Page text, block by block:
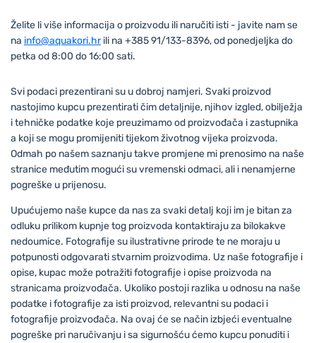
Želite li više informacija o proizvodu ili naručiti isti - javite nam se
na info@aquakori.hrili na +385 91/133-8396, od ponedjeljka do
petka od 8:00 do 16:00 sati.
Svi podaci prezentirani su u dobroj namjeri. Svaki proizvod
nastojimo kupcu prezentirati čim detaljnije, njihov izgled, obilježja
i tehničke podatke koje preuzimamo od proizvođača i zastupnika
a koji se mogu promijeniti tijekom životnog vijeka proizvoda.
Odmah po našem saznanju takve promjene mi prenosimo na naše
stranice međutim mogući su vremenski odmaci, ali i nenamjerne
pogreške u prijenosu.
Upućujemo naše kupce da nas za svaki detalj koji im je bitan za
odluku prilikom kupnje tog proizvoda kontaktiraju za bilokakve
nedoumice. Fotografije su ilustrativne prirode te ne moraju u
potpunosti odgovarati stvarnim proizvodima. Uz naše fotografije i
opise, kupac može potražiti fotografije i opise proizvoda na
stranicama proizvođača. Ukoliko postoji razlika u odnosu na naše
podatke i fotografije za isti proizvod, relevantni su podaci i
fotografije proizvođača. Na ovaj će se način izbjeći eventualne
pogreške pri naručivanju i sa sigurnošću ćemo kupcu ponuditi i